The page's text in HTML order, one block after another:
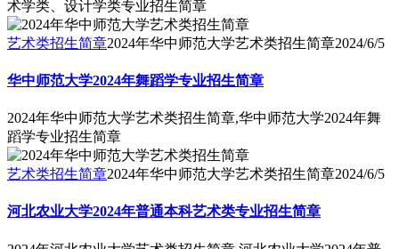
术学类、设计学类专业招生简章
艺术类招生简章2024年华中师范大学艺术类招生简章2024/6/5
华中师范大学2024年舞蹈学专业招生简章
2024年华中师范大学艺术类招生简章,华中师范大学2024年舞
蹈学专业招生简章
艺术类招生简章2024年华中师范大学艺术类招生简章2024/6/5
河北农业大学2024年普通本科艺术类专业招生简章